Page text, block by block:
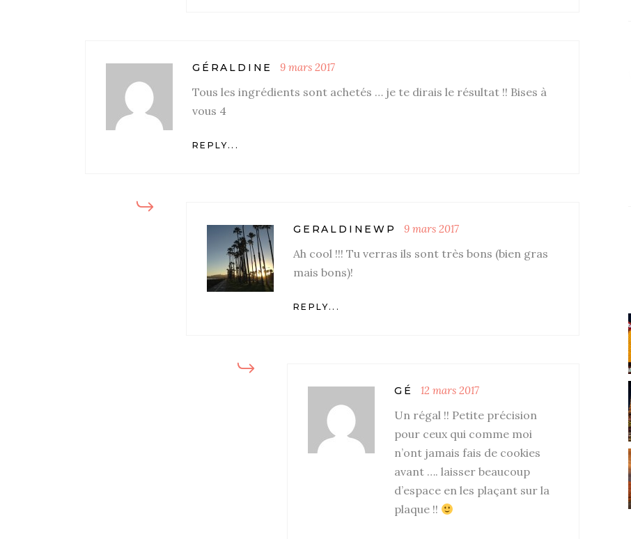
GÉRALDINE 9 mars 2017
Tous les ingrédients sont achetés … je te dirais le résultat !! Bises à
vous 4
REPLY...
GERALDINEWP 9 mars 2017
Ah cool !!! Tu verras ils sont très bons (bien gras
mais bons)!
REPLY...
GÉ 12 mars 2017
Un régal !! Petite précision
pour ceux qui comme moi
n’ont jamais fais de cookies
avant …. laisser beaucoup
d’espace en les plaçant sur la
plaque !!